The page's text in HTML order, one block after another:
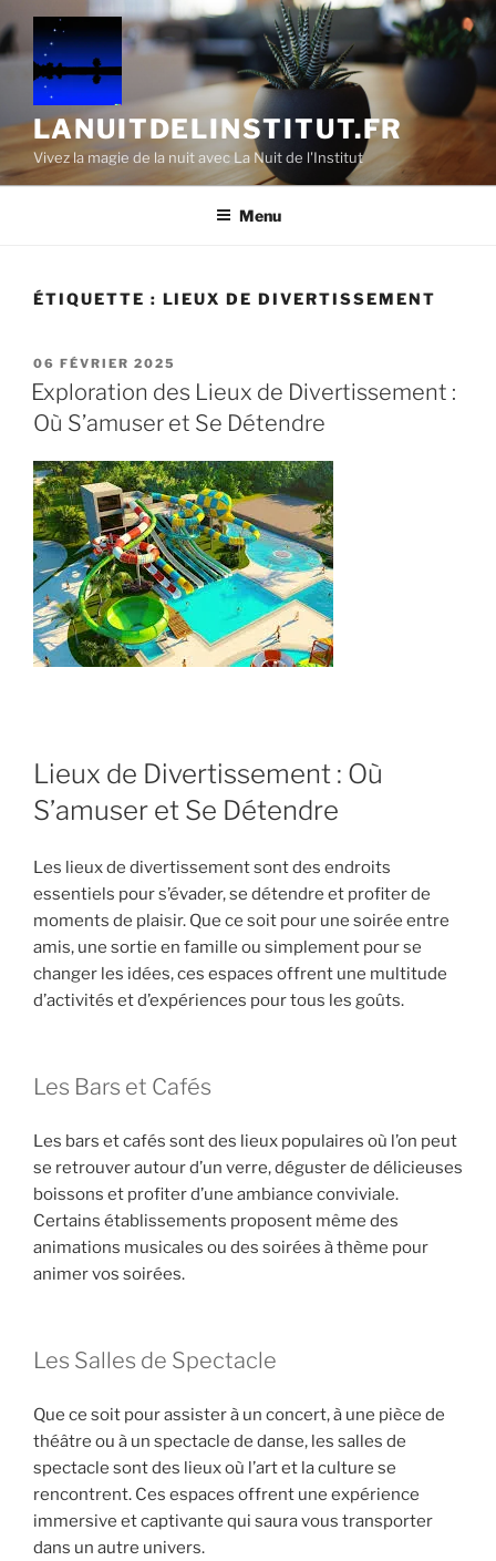
Aller
au
contenu
principal
LANUITDELINSTITUT.FR
Vivez la magie de la nuit avec La Nuit de l'Institut
Menu
ÉTIQUETTE : LIEUX DE DIVERTISSEMENT
PUBLIÉ
LE
06 FÉVRIER 2025
Exploration des Lieux de Divertissement :
Où S’amuser et Se Détendre
Lieux de Divertissement : Où
S’amuser et Se Détendre
Les lieux de divertissement sont des endroits
essentiels pour s’évader, se détendre et profiter de
moments de plaisir. Que ce soit pour une soirée entre
amis, une sortie en famille ou simplement pour se
changer les idées, ces espaces offrent une multitude
d’activités et d’expériences pour tous les goûts.
Les Bars et Cafés
Les bars et cafés sont des lieux populaires où l’on peut
se retrouver autour d’un verre, déguster de délicieuses
boissons et profiter d’une ambiance conviviale.
Certains établissements proposent même des
animations musicales ou des soirées à thème pour
animer vos soirées.
Les Salles de Spectacle
Que ce soit pour assister à un concert, à une pièce de
théâtre ou à un spectacle de danse, les salles de
spectacle sont des lieux où l’art et la culture se
rencontrent. Ces espaces offrent une expérience
immersive et captivante qui saura vous transporter
dans un autre univers.